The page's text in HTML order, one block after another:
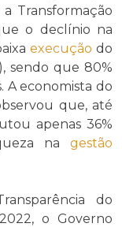
Transformação
o declínio na
execução do
sendo que 80%
A economista do
que, até
apenas 36%
na gestão
do
o Governo